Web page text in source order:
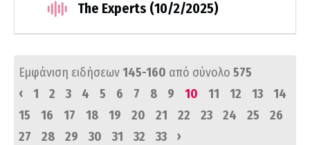
The Experts (10/2/2025)
Εμφάνιση ειδήσεων145-160 από σύνολο 575
‹
1 2 3 4 5 6 7 8 9 10 11 12 13
14
15
16 17 18 19 20 21 22 23 24 25
26
27
28 29 30 31 32 33 ›